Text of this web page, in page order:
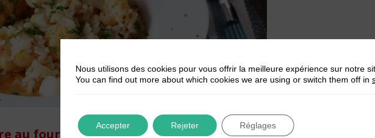
au four avec des herbes fraîches
Nous utilisons des cookies pour vous offrir la meilleure expérience sur notre
You can find out more about which cookies we are using or switch them off in
Accepter Rejeter Réglages